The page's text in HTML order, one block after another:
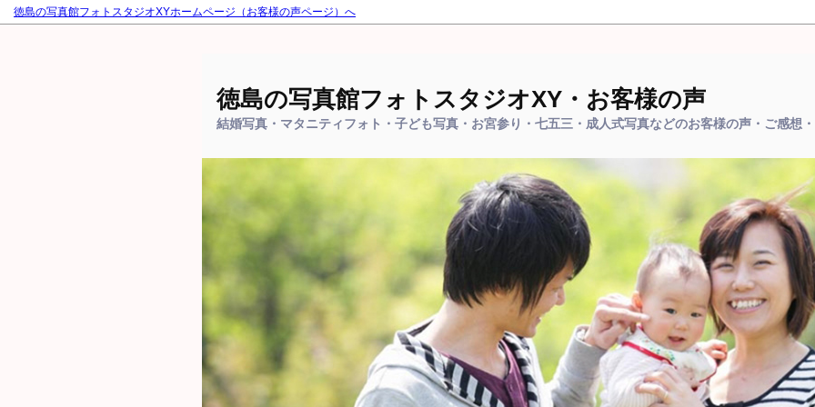
徳島の写真館フォトスタジオXYホームページ（お客様の声ページ）へ
徳島の写真館フォトスタジオXY・お客様の声
結婚写真・マタニティフォト・子ども写真・お宮参り・七五三・成人式写真などのお客様の声・ご感想